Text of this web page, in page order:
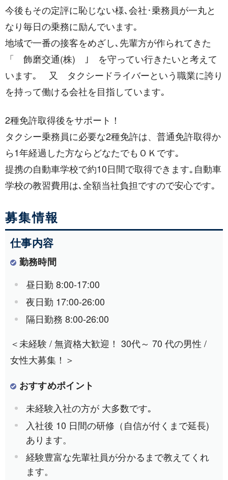
今後もその定評に恥じない様､会社･乗務員が一丸と
なり毎日の乗務に励んでいます｡
地域で一番の接客をめざし､先輩方が作られてきた
「 飾磨交通(株) ｣ を守ってい行きたいと考えて
います｡ 又 タクシードライバーという職業に誇り
を持って働ける会社を目指しています｡
2種免許取得後をサポート！
タクシー乗務員に必要な2種免許は、普通免許取得か
ら1年経過した方ならどなたでもＯＫです｡
提携の自動車学校で約10日間で取得できます｡自動車
学校の教習費用は､全額当社負担ですので安心です｡
募集情報
仕事内容
勤務時間
昼日勤 8:00-17:00
夜日勤 17:00-26:00
隔日勤務 8:00-26:00
＜未経験 / 無資格大歓迎！ 30代～ 70 代の男性 /
女性大募集！＞
おすすめポイント
未経験入社の方が 大多数です｡
入社後 10 日間の研修（自信が付くまで延長)
あります。
経験豊富な先輩社員が分かるまで教えてくれ
ます。